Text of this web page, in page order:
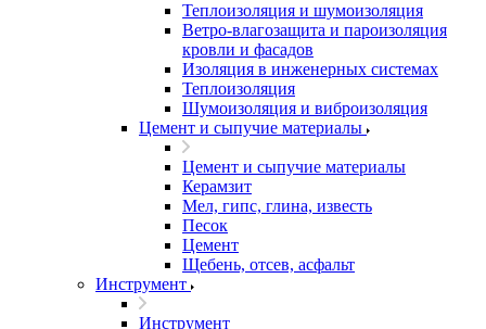
Теплоизоляция и шумоизоляция
Ветро-влагозащита и пароизоляция
кровли и фасадов
Изоляция в инженерных системах
Теплоизоляция
Шумоизоляция и виброизоляция
Цемент и сыпучие материалы
Цемент и сыпучие материалы
Керамзит
Мел, гипс, глина, известь
Песок
Цемент
Щебень, отсев, асфальт
Инструмент
Инструмент